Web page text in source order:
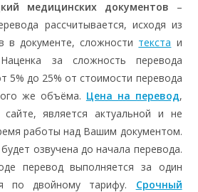
медицинских документов –
рассчитывается, исходя из
в документе, сложности текста и
за сложность перевода
5% до 25% от стоимости перевода
же объёма. Цена на перевод,
является актуальной и не
работы над Вашим документом.
озвучена до начала перевода.
перевод выполняется за один
по двойному тарифу. Срочный